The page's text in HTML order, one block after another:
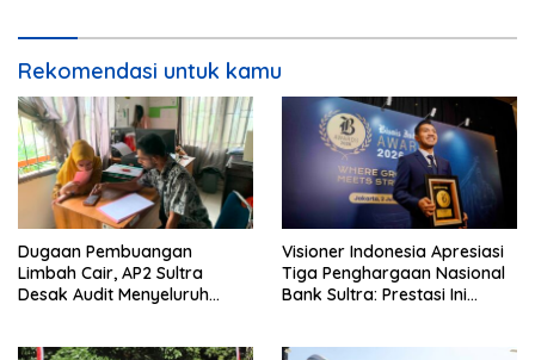
Rekomendasi untuk kamu
Dugaan Pembuangan
Limbah Cair, AP2 Sultra
Desak Audit Menyeluruh
Visioner Indonesia Apresiasi
Tiga Penghargaan Nasional
Bank Sultra: Prestasi Ini